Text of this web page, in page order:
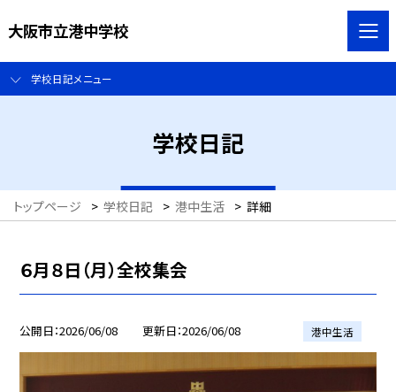
大阪市立港中学校
学校日記メニュー
学校日記
トップページ > 学校日記 > 港中生活 > 詳細
６月８日（月）全校集会
公開日 2026/06/08 更新日 2026/06/08 港中生活